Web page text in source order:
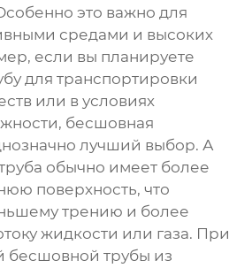
это важно для
средами и высоких
если вы планируете
для транспортировки
или в условиях
бесшовная
лучший выбор. А
обычно имеет более
поверхность, что
трению и более
жидкости или газа. При
бесшовной трубы из